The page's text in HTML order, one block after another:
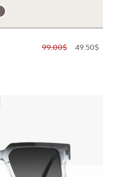
$99.00 $49.50